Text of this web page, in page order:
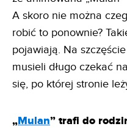
A skoro nie można
robić to ponownie?
pojawiają. Na
musieli długo czekać
się, po której stronie
„Mulan” trafi do